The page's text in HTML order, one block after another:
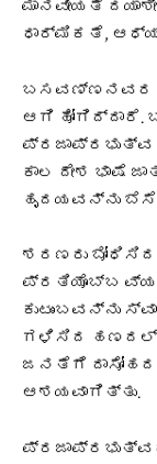
ಮಾನವೀಯತೆ
ಧಾರ್ಮಿಕತೆ,
ಬಸವಣ್ಣನವರ
ಆಗಿ
ಕಾಲ ದೇಶ ಭಾಷೆ
ಹೃದಯವನ್ನು
ಶರಣರು ಬೋಧಿಸಿದ
ಪ್ರತಿಯೊಬ್ಬ
ಕುಟುಂಬವನ್ನು
ಗಳಿಸಿದ ಹಣದಲ್ಲಿ
ಜನತೆಗೆ ದಾಸೋಹದ
ಆಶಯವಾಗಿತ್ತು.